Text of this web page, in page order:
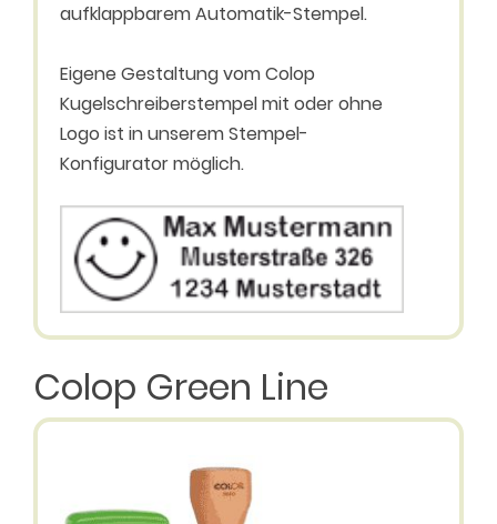
aufklappbarem Automatik-Stempel.
Eigene Gestaltung vom Colop
Kugelschreiberstempel mit oder ohne
Logo ist in unserem Stempel-
Konfigurator möglich.
Colop Green Line